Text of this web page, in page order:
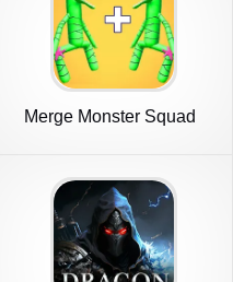
Merge Monster Squad